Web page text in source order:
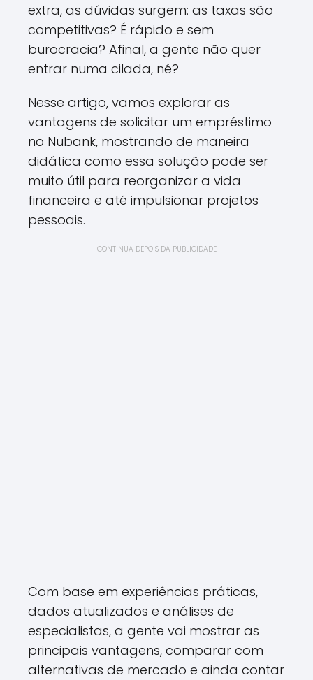
extra, as dúvidas surgem: as taxas são
competitivas? É rápido e sem
burocracia? Afinal, a gente não quer
entrar numa cilada, né?
Nesse artigo, vamos explorar as
vantagens de solicitar um empréstimo
no Nubank, mostrando de maneira
didática como essa solução pode ser
muito útil para reorganizar a vida
financeira e até impulsionar projetos
pessoais.
CONTINUA DEPOIS DA PUBLICIDADE
Com base em experiências práticas,
dados atualizados e análises de
especialistas, a gente vai mostrar as
principais vantagens, comparar com
alternativas de mercado e ainda contar